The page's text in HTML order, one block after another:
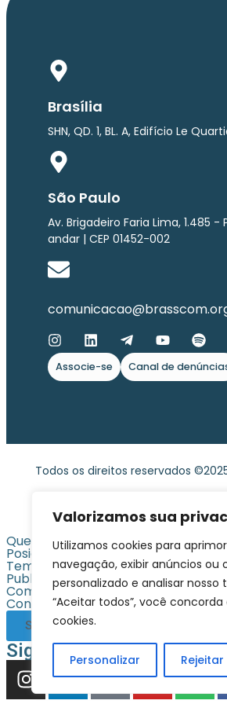
Valorizamos sua
Utilizamos cookies para
navegação, exibir anúncios ou
personalizado e analisar nosso
“Aceitar todos”, você
cookies.
Personalizar Rejeitar
Brasília
SHN, QD. 1, BL. A, Edifício Le
São Paulo
Av. Brigadeiro Faria Lima, 1.485
andar | CEP 01452-002
Associe-se Canal de
Todos os direitos reservados
Quem Somos
Posicionamentos
Temas centrais
Publicações
Comunicação
Contato
Seja associada
Siga-nos